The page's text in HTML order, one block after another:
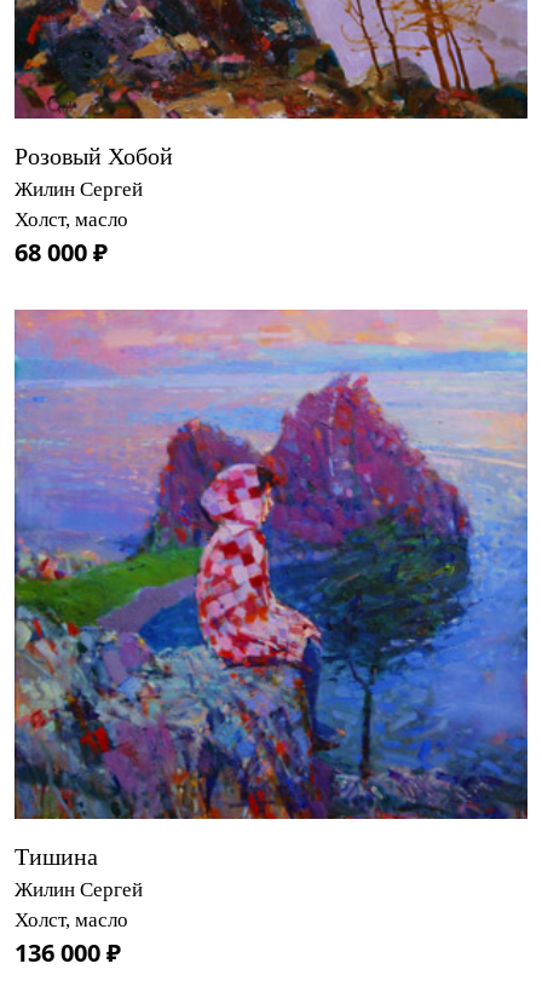
Розовый Хобой
Жилин Сергей
Холст, масло
68 000 ₽
Тишина
Жилин Сергей
Холст, масло
136 000 ₽